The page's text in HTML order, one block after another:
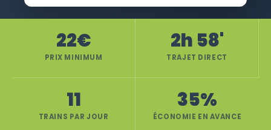
22€
PRIX MINIMUM
2h 58'
TRAJET DIRECT
11
TRAINS PAR JOUR
35%
ÉCONOMIE EN AVANCE